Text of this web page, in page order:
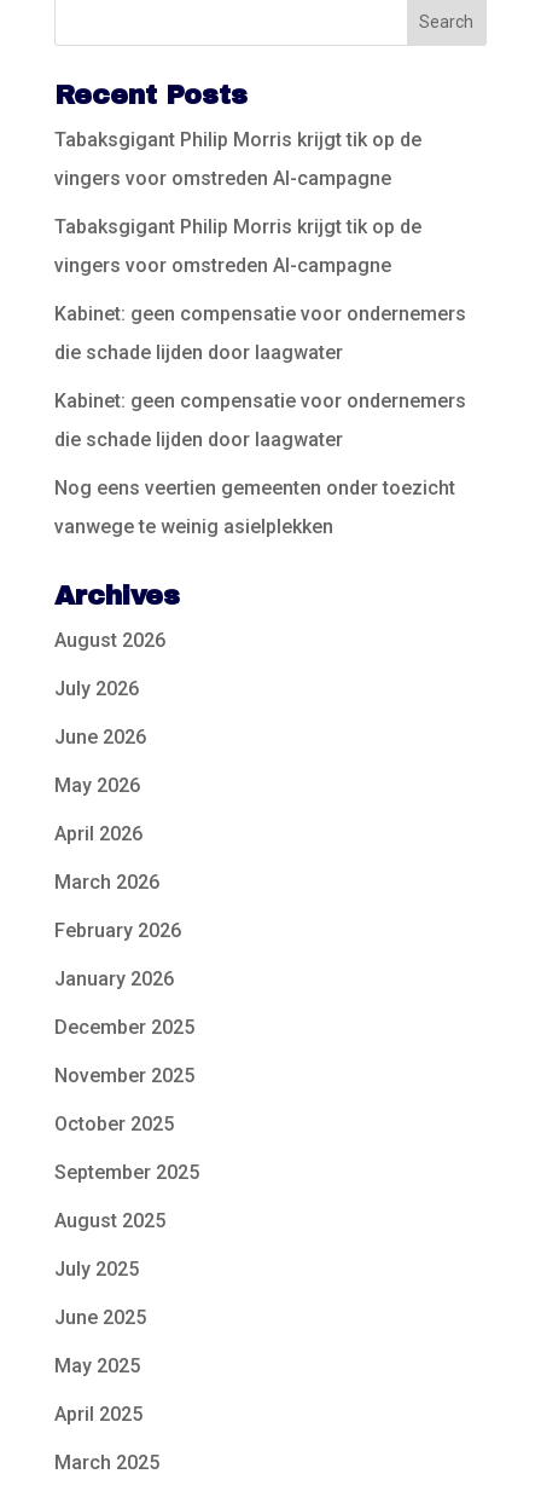
Recent Posts
Tabaksgigant Philip Morris krijgt tik op de
vingers voor omstreden AI-campagne
Tabaksgigant Philip Morris krijgt tik op de
vingers voor omstreden AI-campagne
Kabinet: geen compensatie voor ondernemers
die schade lijden door laagwater
Kabinet: geen compensatie voor ondernemers
die schade lijden door laagwater
Nog eens veertien gemeenten onder toezicht
vanwege te weinig asielplekken
Archives
August 2026
July 2026
June 2026
May 2026
April 2026
March 2026
February 2026
January 2026
December 2025
November 2025
October 2025
September 2025
August 2025
July 2025
June 2025
May 2025
April 2025
March 2025